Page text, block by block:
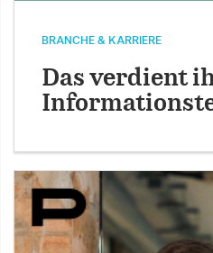
BRANCHE & KARRIERE
Das verdient